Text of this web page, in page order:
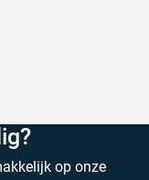
op onze